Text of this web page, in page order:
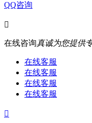
QQ咨询

在线咨询真诚为您提供
在线客服
在线客服
在线客服
在线客服
